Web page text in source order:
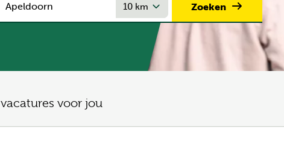
Zoeken
vacatures voor jou